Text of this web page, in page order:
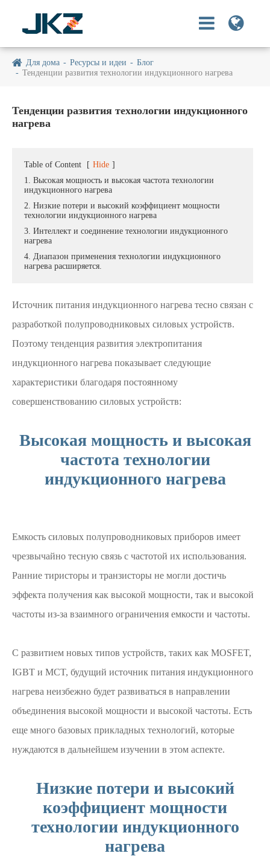
Для дома Ресурсы и идеи
Блог
Тенденции развития технологии индукционного нагрева
Тенденции развития технологии индукционного
нагрева
Table of Content [ Hide ]
1. Высокая мощность и высокая частота технологии
индукционного нагрева
2. Низкие потери и высокий коэффициент мощности
технологии индукционного нагрева
3. Интеллект и соединение технологии индукционного
нагрева
4. Диапазон применения технологии индукционного
нагрева расширяется.
Источник питания индукционного нагрева тесно связан с
разработкой полупроводниковых силовых устройств.
Поэтому тенденция развития электропитания
индукционного нагрева показывает следующие
характеристики благодаря постоянному
совершенствованию силовых устройств:
Высокая мощность и высокая
частота технологии
индукционного нагрева
Емкость силовых полупроводниковых приборов имеет
чрезвычайно тесную связь с частотой их использования.
Ранние тиристоры и транзисторы не могли достичь
эффекта получения как высокой мощности, так и высокой
частоты из-за взаимного ограничения емкости и частоты.
С развитием новых типов устройств, таких как MOSFET,
IGBT и MCT, будущий источник питания индукционного
нагрева неизбежно будет развиваться в направлении
объединения высокой мощности и высокой частоты. Есть
еще много базовых прикладных технологий, которые
нуждаются в дальнейшем изучении в этом аспекте.
Низкие потери и высокий
коэффициент мощности
технологии индукционного
нагрева